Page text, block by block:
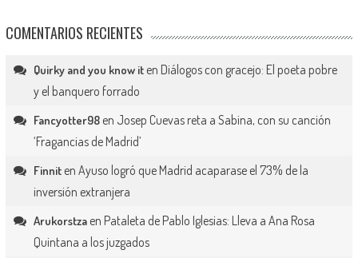
COMENTARIOS RECIENTES
Quirky and you know iten Diálogos con gracejo: El poeta pobre
y el banquero forrado
Fancyotter98en Josep Cuevas reta a Sabina, con su canción
‘Fragancias de Madrid’
Finniten Ayuso logró que Madrid acaparase el 73% de la
inversión extranjera
Arukorstzaen Pataleta de Pablo Iglesias: Lleva a Ana Rosa
Quintana a los juzgados